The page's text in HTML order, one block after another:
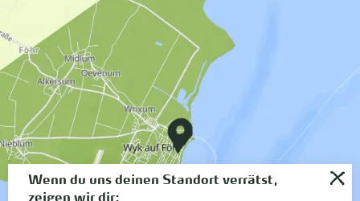
Wenn du uns deinen Standort verrätst,